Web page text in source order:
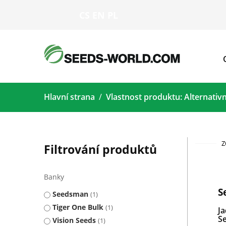
Hlavní strana Vlastnost produktu:
Filtrování produktů
Banky
Seedsman 1
Tiger One Bulk 1
Vision Seeds 1